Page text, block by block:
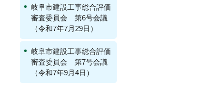
岐阜市建設工事総合評価
審査委員会 第6号会議
（令和7年7月29日）
岐阜市建設工事総合評価
審査委員会 第7号会議
（令和7年9月4日）